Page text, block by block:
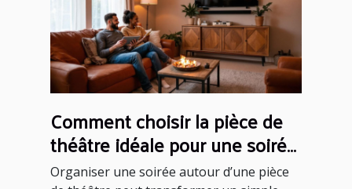
Comment choisir la pièce de
théâtre idéale pour une soirée
réussie ?
Organiser une soirée autour d’une pièce